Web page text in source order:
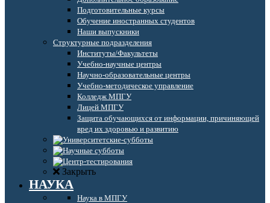
Подготовительные курсы
Обучение иностранных студентов
Наши выпускники
Структурные подразделения
Институты/Факультеты
Учебно-научные центры
Научно-образовательные центры
Учебно-методическое управление
Колледж МПГУ
Лицей МПГУ
Защита обучающихся от информации, причиняющей
вред их здоровью и развитию
Закрыть
НАУКА
Наука в МПГУ